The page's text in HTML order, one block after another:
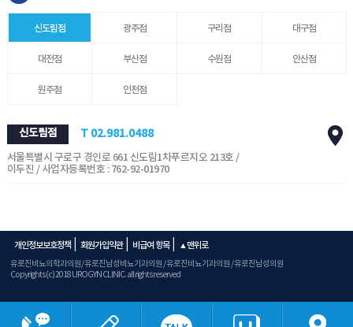
신도림점 광주점 구리점 대구점
대전점 부산점 수원점 안산점
원주점 인천점
신도림점 T 02.981.0488
서울특별시 구로구 경인로 661 신도림1차푸르지오 213호 /
이두진 / 사업자등록번호 : 762-92-01970
개인정보보호정책| 회원가입약관| 비급여 항목| ▲맨위로
유로진비뇨의학과의원/ 유로진남성비뇨기과의원 / 유로진비뇨기과의원 / 유로진남성의원
Copyrights (c) 2018 UROGYN CLINIC. all rights reserved